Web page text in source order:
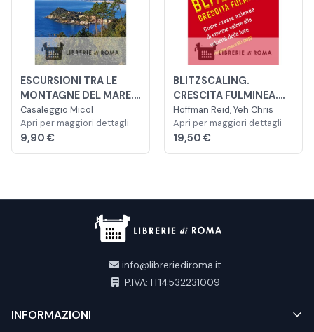
ESCURSIONI TRA LE
MONTAGNE DEL MARE.
17 ITINERARI IN LIGURIA
Casaleggio Micol
Apri per maggiori dettagli
9,90 €
BLITZSCALING.
CRESCITA FULMINEA.
COME CREARE AZIENDE
DI ENORME VALORE
ALLA VELOCITÀ DELLA
LUCE
Hoffman Reid, Yeh Chris
Apri per maggiori dettagli
19,50 €
info@libreriediroma.it
P.IVA: IT14532231009
INFORMAZIONI